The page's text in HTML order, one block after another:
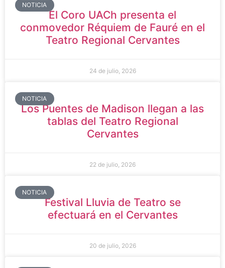
NOTICIA
El Coro UACh presenta el
conmovedor Réquiem de Fauré en el
Teatro Regional Cervantes
24 de julio, 2026
NOTICIA
Los Puentes de Madison llegan a las
tablas del Teatro Regional
Cervantes
22 de julio, 2026
NOTICIA
Festival Lluvia de Teatro se
efectuará en el Cervantes
20 de julio, 2026